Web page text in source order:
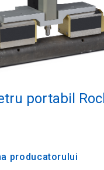
portabil
producatorului